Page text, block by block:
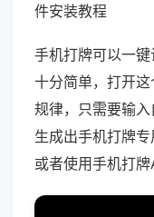
件安装教程
手机打牌可以一
十分简单，打开
规律，只需要输
生成出手机打牌
或者使用手机打牌